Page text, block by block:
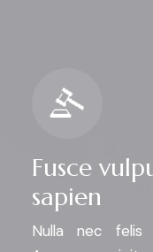
Fusce
sapien
Nulla nec felis